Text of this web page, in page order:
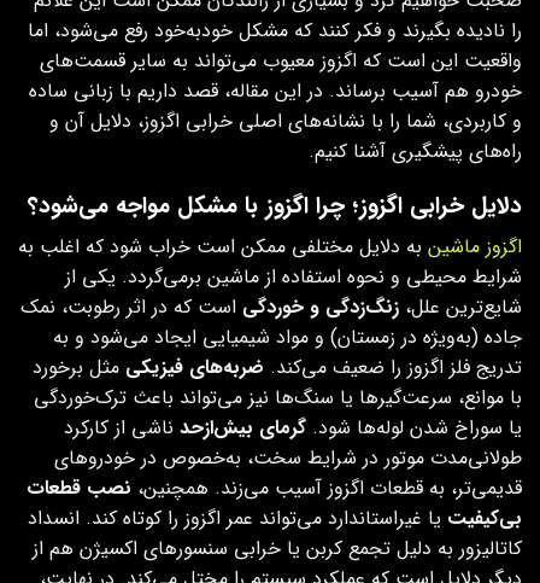
را نادیده بگیرند و فکر کنند که مشکل خودبه‌خود رفع می‌شود، اما
واقعیت این است که اگزوز معیوب می‌تواند به سایر قسمت‌های
خودرو هم آسیب برساند. در این مقاله، قصد داریم با زبانی ساده
و کاربردی، شما را با نشانه‌های اصلی خرابی اگزوز، دلایل آن و
راه‌های پیشگیری آشنا کنیم.
دلایل خرابی اگزوز؛ چرا اگزوز با مشکل مواجه می‌شود؟
اگزوز ماشین به دلایل مختلفی ممکن است خراب شود که اغلب به
شرایط محیطی و نحوه استفاده از ماشین برمی‌گردد. یکی از
شایع‌ترین علل، زنگ‌زدگی و خوردگی است که در اثر رطوبت، نمک
جاده (به‌ویژه در زمستان) و مواد شیمیایی ایجاد می‌شود و به‌
تدریج فلز اگزوز را ضعیف می‌کند. ضربه‌های فیزیکی مثل برخورد
با موانع، سرعت‌گیرها یا سنگ‌ها نیز می‌تواند باعث ترک‌خوردگی
یا سوراخ شدن لوله‌ها شود. گرمای بیش‌ازحد ناشی از کارکرد
طولانی‌مدت موتور در شرایط سخت، به‌خصوص در خودروهای
قدیمی‌تر، به قطعات اگزوز آسیب می‌زند. همچنین، نصب قطعات
بی‌کیفیت یا غیراستاندارد می‌تواند عمر اگزوز را کوتاه کند. انسداد
کاتالیزور به دلیل تجمع کربن یا خرابی سنسورهای اکسیژن هم از